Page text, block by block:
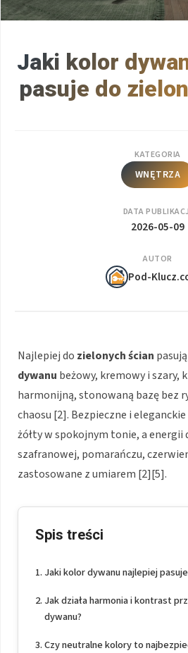
Jaki kolor
pasuje do
KATEGORIA
WNĘTRZA
DATA
2026-05-09
AUTOR
Pod-
Najlepiej do zielonych ścian
dywanu beżowy, kremowy i szary,
harmonijną, stonowaną bazę bez
chaosu [2]. Bezpieczne i
żółty w spokojnym tonie, a energii
szafranowej, pomarańczu,
zastosowane z umiarem [2][5].
Spis treści
Jaki kolor dywanu najlepiej
Jak działa harmonia i kontrast
dywanu?
Czy neutralne kolory to